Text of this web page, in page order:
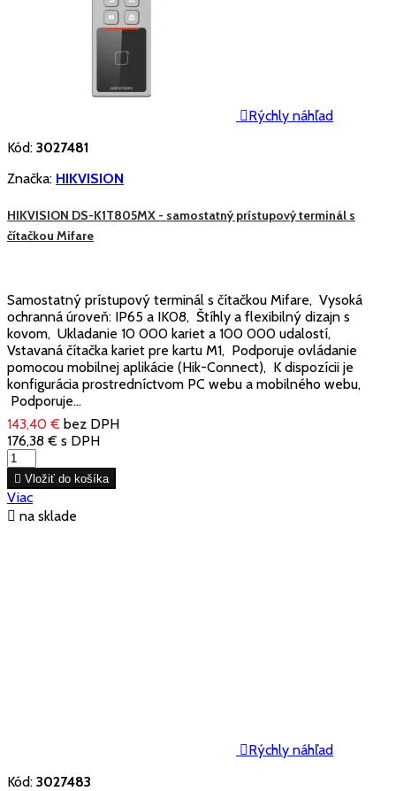
Rýchly náhľad
Kód: 3027481
Značka: HIKVISION
HIKVISION DS-K1T805MX - samostatný prístupový terminál s
čítačkou Mifare
Samostatný prístupový terminál s čítačkou Mifare, Vysoká
ochranná úroveň: IP65 a IK08, Štíhly a flexibilný dizajn s
kovom, Ukladanie 10 000 kariet a 100 000 udalostí,
Vstavaná čítačka kariet pre kartu M1, Podporuje ovládanie
pomocou mobilnej aplikácie (Hik-Connect), K dispozícii je
konfigurácia prostredníctvom PC webu a mobilného webu,
Podporuje...
143,40 € bez DPH
176,38 € s DPH
 Vložiť do košíka
Viac
 na sklade
Rýchly náhľad
Kód: 3027483